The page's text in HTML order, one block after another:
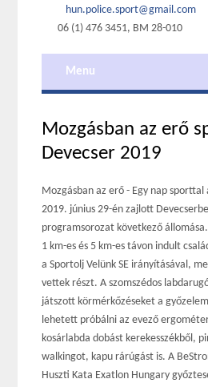
hun.police.sport@gmail.com
06 (1) 476 3451, BM 28-010
Menu
Mozgásban az erő
Devecser 2019
Mozgásban az erő - Egy nap
2019. június 29-én zajlott
programsorozat következő
1 km-es és 5 km-es távon indult
a Sportolj Velünk SE irányításával,
vettek részt. A szomszédos
játszott körmérkőzéseket a
lehetett próbálni az evező
kosárlabda dobást kerekesszékből,
walkingot, kapu rárúgást is. A
Huszti Kata Exatlon Hungary